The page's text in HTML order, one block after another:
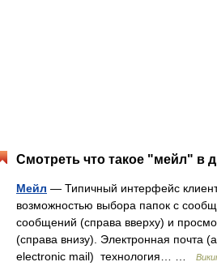
Смотреть что такое "мейл" в
Мейл — Типичный интерфейс
возможностью выбора папок с
сообщений (справа вверху) и
(справа внизу). Электронная почта
electronic mail) технология… …